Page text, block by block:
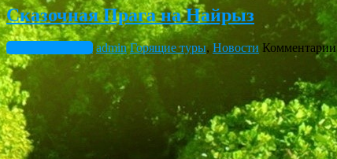
Сказочная Прага на Найрыз
Январь 25, 2017 admin Горящие туры, Новости Комментарии